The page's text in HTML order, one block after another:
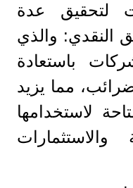
لتحقيق عدة
النقدي: والذي
باستعادة
مما يزيد
لاستخدامها